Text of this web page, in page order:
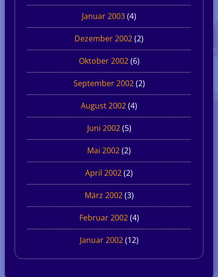
Januar 2003(4)
Dezember 2002(2)
Oktober 2002(6)
September 2002(2)
August 2002(4)
Juni 2002(5)
Mai 2002(2)
April 2002(2)
März 2002(3)
Februar 2002(4)
Januar 2002(12)